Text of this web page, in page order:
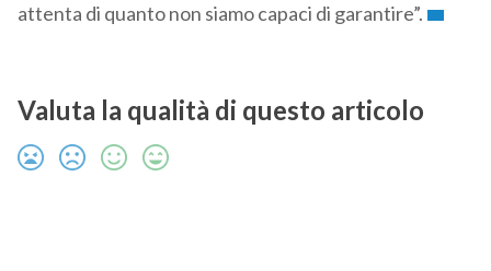
attenta di quanto non siamo capaci di garantire”.
Valuta la qualità di questo articolo